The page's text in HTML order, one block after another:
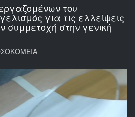
του
για τις ελλείψεις
συμμετοχή στην γενική